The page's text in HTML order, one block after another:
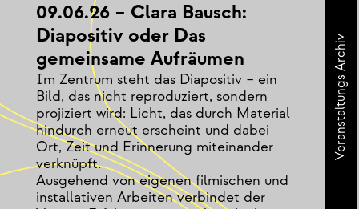
09.06.26 – Clara Bausch:
Diapositiv oder Das
gemeinsame Aufräumen
Im Zentrum steht das Diapositiv – ein
Bild, das nicht reproduziert, sondern
projiziert wird: Licht, das durch Material
hindurch erneut erscheint und dabei
Ort, Zeit und Erinnerung miteinander
verknüpft.
Ausgehend von eigenen filmischen und
installativen Arbeiten verbindet der
Veranstaltungs Archiv